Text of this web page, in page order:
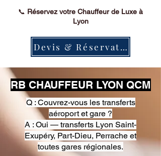
📞 Réservez votre Chauffeur de Luxe à
Lyon
Devis & Réservation
RB CHAUFFEUR LYON QCM
Q : Couvrez-vous les transferts
aéroport et gare ?
A : Oui — transferts Lyon Saint-
Exupéry, Part-Dieu, Perrache et
toutes gares régionales.